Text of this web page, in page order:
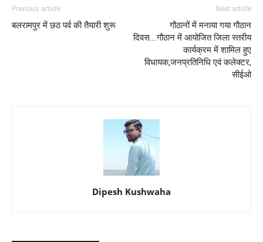
Previous article
बलरामपुर में छठ पर्व की तैयारी शुरू
Next article
गौठानों में मनाया गया गौठान
दिवस....गौठान में आयोजित जिला स्तरीय
कार्यक्रम में शामिल हुए
विधायक,जनप्रतिनिधि एवं कलेक्टर,
सीईओ
Dipesh Kushwaha